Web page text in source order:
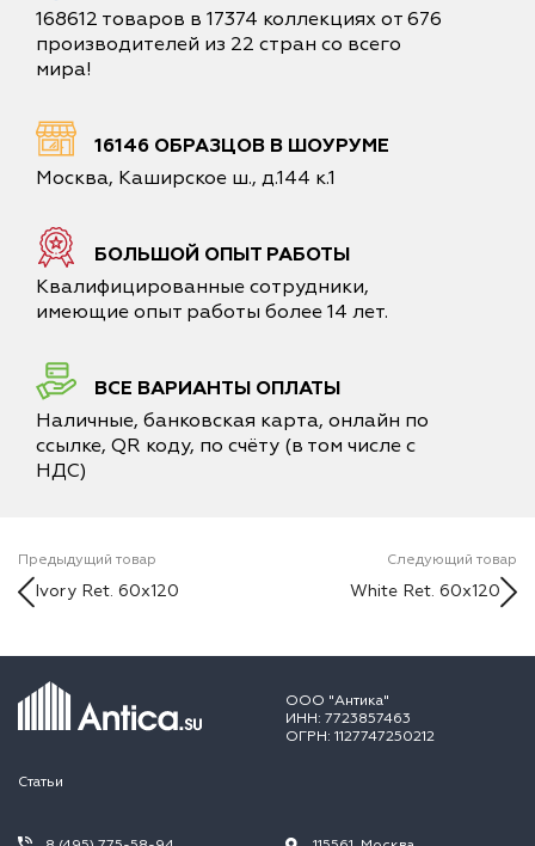
168612 товаров в 17374 коллекциях от 676
производителей из 22 стран со всего
мира!
16146 ОБРАЗЦОВ В ШОУРУМЕ
Москва, Каширское ш., д.144 к.1
БОЛЬШОЙ ОПЫТ РАБОТЫ
Квалифицированные сотрудники,
имеющие опыт работы более 14 лет.
ВСЕ ВАРИАНТЫ ОПЛАТЫ
Наличные, банковская карта, онлайн по
ссылке, QR коду, по счёту (в том числе с
НДС)
Предыдущий товар
Ivory Ret. 60x120
Следующий товар
White Ret. 60x120
ООО "Антика"
ИНН: 7723857463
ОГРН: 1127747250212
Статьи